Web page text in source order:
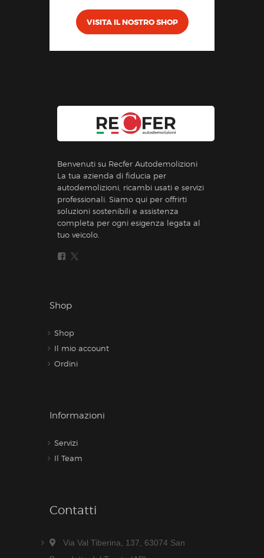
VISITA IL NOSTRO SHOP
Benvenuti su Recfer Autodemolizioni
La tua azienda di fiducia per
autodemolizioni, ricambi usati e servizi
professionali. Siamo qui per offrirti
soluzioni sostenibili e assistenza
completa per ogni esigenza legata al
tuo veicolo.
Shop
Shop
Il mio account
Ordini
Informazioni
Servizi
Il Team
Contatti
Via Val Tiberina, 137, 63074 San